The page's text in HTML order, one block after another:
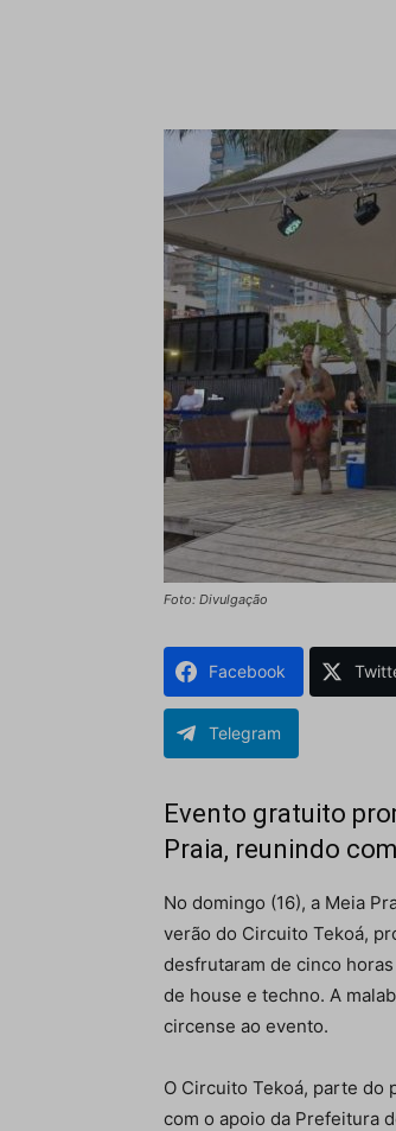
Foto: Divulgação
Facebook
Telegram
Evento gratuito
Praia, reunindo
No domingo (16), a Meia
verão do Circuito Tekoá,
desfrutaram de cinco
de house e techno. A
circense ao evento.
O Circuito Tekoá, parte do
com o apoio da Prefeitura